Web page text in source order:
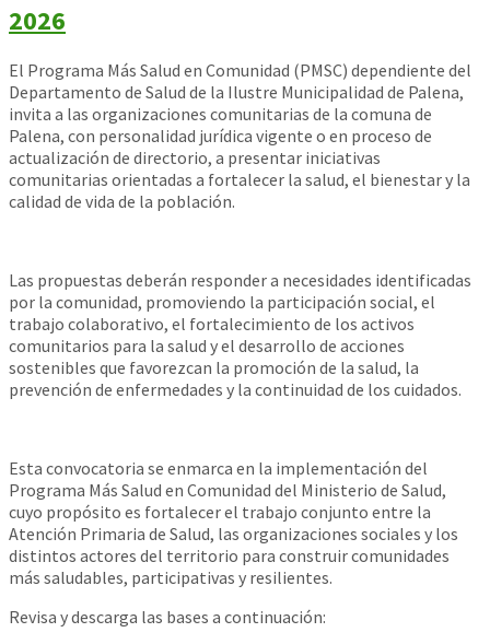
2026
El Programa Más Salud en Comunidad (PMSC) dependiente del
Departamento de Salud de la Ilustre Municipalidad de Palena,
invita a las organizaciones comunitarias de la comuna de
Palena, con personalidad jurídica vigente o en proceso de
actualización de directorio, a presentar iniciativas
comunitarias orientadas a fortalecer la salud, el bienestar y la
calidad de vida de la población.
Las propuestas deberán responder a necesidades identificadas
por la comunidad, promoviendo la participación social, el
trabajo colaborativo, el fortalecimiento de los activos
comunitarios para la salud y el desarrollo de acciones
sostenibles que favorezcan la promoción de la salud, la
prevención de enfermedades y la continuidad de los cuidados.
Esta convocatoria se enmarca en la implementación del
Programa Más Salud en Comunidad del Ministerio de Salud,
cuyo propósito es fortalecer el trabajo conjunto entre la
Atención Primaria de Salud, las organizaciones sociales y los
distintos actores del territorio para construir comunidades
más saludables, participativas y resilientes.
Revisa y descarga las bases a continuación: